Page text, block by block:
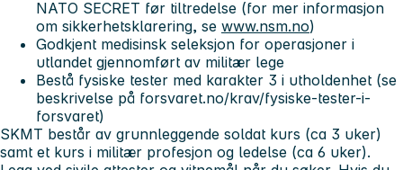
NATO SECRET før tiltredelse (for mer informasjon
om sikkerhetsklarering, se www.nsm.no)
Godkjent medisinsk seleksjon for operasjoner i
utlandet gjennomført av militær lege
Bestå fysiske tester med karakter 3 i utholdenhet (se
beskrivelse på forsvaret.no/krav/fysiske-tester-i-
forsvaret)
SKMT består av grunnleggende soldat kurs (ca 3 uker)
samt et kurs i militær profesjon og ledelse (ca 6 uker).